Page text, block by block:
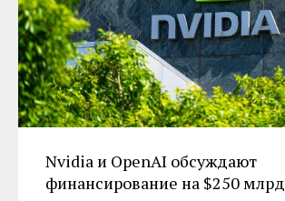
Nvidia и OpenAI обсуждают
финансирование на $250 млрд